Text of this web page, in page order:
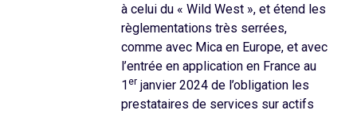
à celui du « Wild West », et étend les
règlementations très serrées,
comme avec Mica en Europe, et avec
l’entrée en application en France au
1er janvier 2024 de l’obligation les
prestataires de services sur actifs